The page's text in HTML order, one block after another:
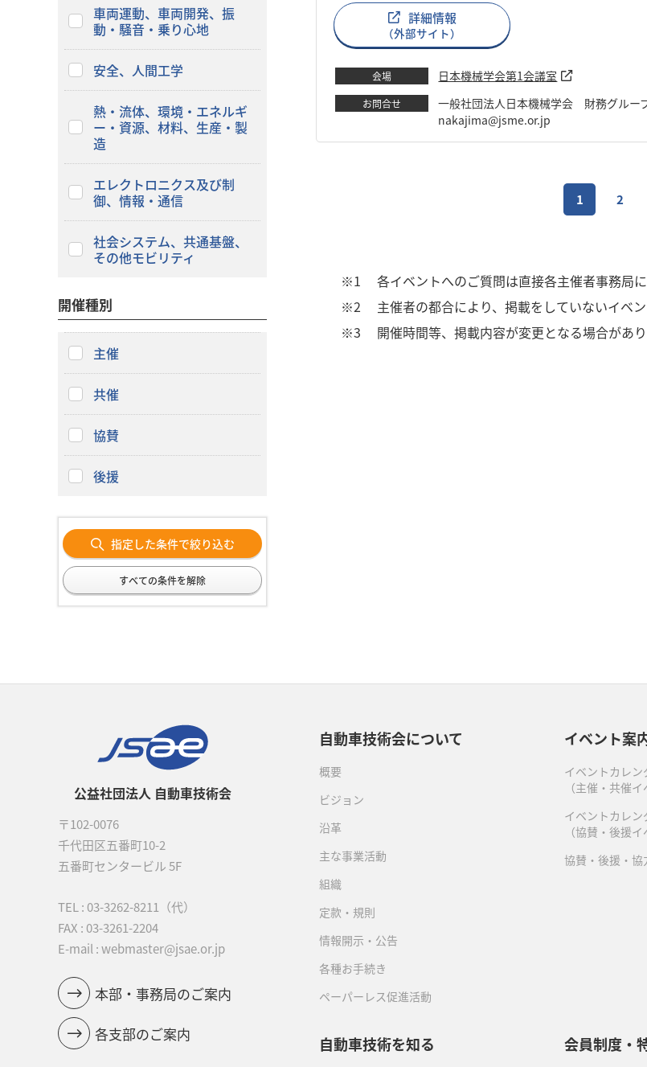
詳細情報
（外部サイト）
会場 日本機械学会第1会議室
お問合せ
一般社団法人日本機械学会 財務グル
nakajima@jsme.or.jp
1 2
※1
各イベントへのご質問は直接各主催者事務局に
※2
主催者の都合により、掲載をしていないイベ
※3
開催時間等、掲載内容が変更となる場合があり
車両運動、車両開発、振
動・騒音・乗り心地
安全、人間工学
熱・流体、環境・エネルギ
ー・資源、材料、生産・製
造
エレクトロニクス及び制
御、情報・通信
社会システム、共通基盤、
その他モビリティ
開催種別
主催
共催
協賛
後援
指定した条件で絞り込む
すべての条件を解除
公益社団法人 自動車技術会
〒102-0076
千代田区五番町10-2
五番町センタービル 5F
TEL : 03-3262-8211
（代）
FAX : 03-3261-2204
E-mail : webmaster@jsae.or.jp
本部・事務局のご案内
各支部のご案内
自動車技術会について
概要
ビジョン
沿革
主な事業活動
組織
定款・規則
情報開示・公告
各種お手続き
ペーパーレス促進活動
イベント案
イベントカレン
（主催・共催イ
イベントカレン
（協賛・後援
協賛・後援・協
自動車技術を知る 会員制度・